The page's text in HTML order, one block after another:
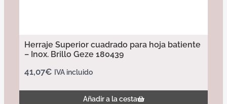
Herraje Superior cuadrado para hoja batiente
– Inox. Brillo Geze 180439
41,07€ IVA incluido
Añadir a la cesta